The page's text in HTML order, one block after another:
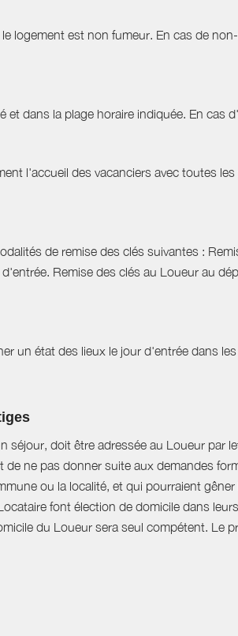
logement est non fumeur. En cas de
et dans la plage horaire indiquée. En cas
l'accueil des vacanciers avec toutes
de remise des clés suivantes :
Remise des clés au Loueur au
un état des lieux le jour d'entrée dans
séjour, doit être adressée au Loueur par
de ne pas donner suite aux demandes
ou la localité, et qui pourraient
font élection de domicile dans
du Loueur sera seul compétent. Le